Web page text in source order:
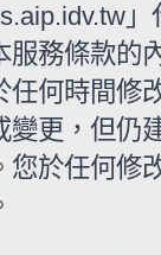
服務條款的
任何時間修
變更，但仍
您於任何修